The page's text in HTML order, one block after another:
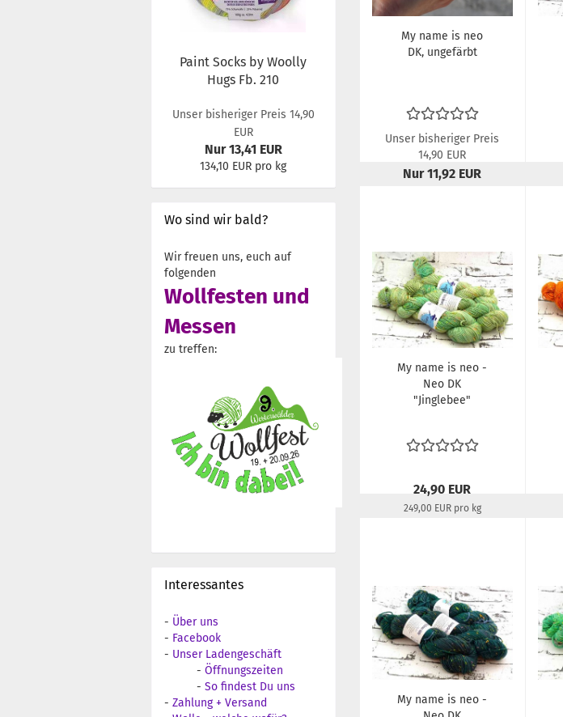
My name is neo
DK, ungefärbt
Unser bisheriger Preis
14,90 EUR
Nur 11,92 EUR
My name is neo -
Neo DK
"Jinglebee"
24,90 EUR
249,00 EUR pro kg
My name is neo -
Paint Socks by Woolly
Hugs Fb. 210
Unser bisheriger Preis 14,90
EUR
Nur 13,41 EUR
134,10 EUR pro kg
Wo sind wir bald?
Wir freuen uns, euch auf
folgenden
Wollfesten und
Messen
zu treffen:
Interessantes
- Über uns
- Facebook
- Unser Ladengeschäft
- Öffnungszeiten
- So findest Du uns
- Zahlung + Versand